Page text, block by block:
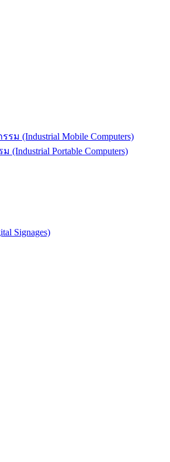
(Industrial Mobile Computers)
Portable Computers)
Signages)